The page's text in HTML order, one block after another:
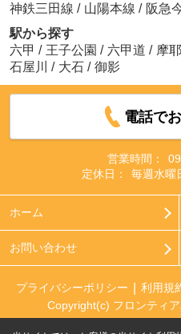
神鉄三田線 / 山陽本線 / 阪急
駅から探す
六甲 / 王子公園 / 六甲道 / 摩耶
石屋川
/ 大石 / 御影
電話で
営業時間：
定休日：
毎週水曜
ホーム
お問い合わせ
プライバシーポリシー 利用規
Copyright(c) フロンティ